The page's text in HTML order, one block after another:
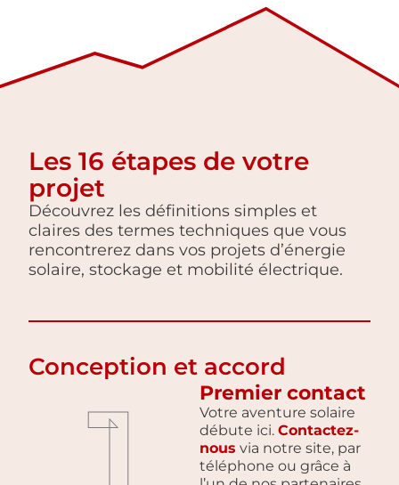
Les 16 étapes de votre
projet
Découvrez les définitions simples et
claires des termes techniques que vous
rencontrerez dans vos projets d’énergie
solaire, stockage et mobilité électrique.
Conception et accord
Premier contact
Votre aventure solaire
débute ici. Contactez-
nous via notre site, par
téléphone ou grâce à